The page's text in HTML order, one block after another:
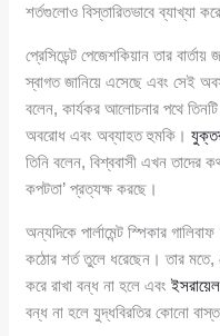
শর্তগুলোও বিস্তারিতভাবে ব্যাখ্যা
প্রেসিডেন্ট পেজেশকিয়ান তার
স্বাগত জানিয়ে এসেছে এবং সেই
বলেন, কার্যকর আলোচনার পথে
অবরোধ এবং অব্যাহত হুমকি।
তিনি বলেন, বিশ্ববাসী এখন তাদের
কপটতা’ প্রত্যক্ষ করছে।
অন্যদিকে পার্লামেন্ট স্পিকার
কঠোর শর্ত তুলে ধরেছেন। তার মতে,
করে রাখা বন্ধ না হলে এবংইসরায়েল
বন্ধ না হলে যুদ্ধবিরতির কোনো